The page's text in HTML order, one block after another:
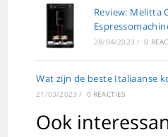
Review: Melitta
28/04/2023 / 0
Wat zijn de beste Italiaanse
21/03/2023 / 0 REACTIES
Ook